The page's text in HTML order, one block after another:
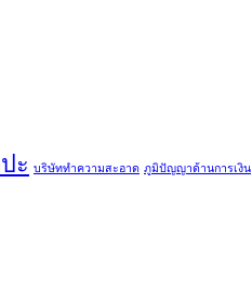
ะ บริษัททำความสะอาด ภูมิปัญญาด้านการเงิน